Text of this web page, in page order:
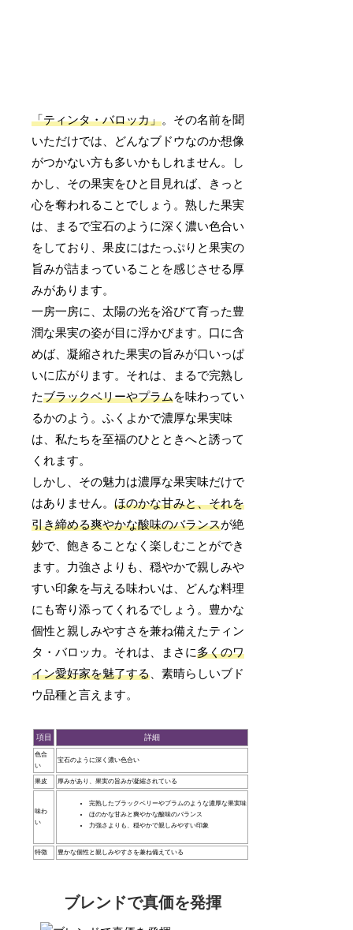
「ティンタ・バロッカ」。その名前を聞
いただけでは、どんなブドウなのか想像
がつかない方も多いかもしれません。し
かし、その果実をひと目見れば、きっと
心を奪われることでしょう。熟した果実
は、まるで宝石のように深く濃い色合い
をしており、果皮にはたっぷりと果実の
旨みが詰まっていることを感じさせる厚
みがあります。
一房一房に、太陽の光を浴びて育った豊
潤な果実の姿が目に浮かびます。口に含
めば、凝縮された果実の旨みが口いっぱ
いに広がります。それは、まるで完熟し
たブラックベリーやプラムを味わってい
るかのよう。ふくよかで濃厚な果実味
は、私たちを至福のひとときへと誘って
くれます。
しかし、その魅力は濃厚な果実味だけで
はありません。ほのかな甘みと、それを
引き締める爽やかな酸味のバランスが絶
妙で、飽きることなく楽しむことができ
ます。力強さよりも、穏やかで親しみや
すい印象を与える味わいは、どんな料理
にも寄り添ってくれるでしょう。豊かな
個性と親しみやすさを兼ね備えたティン
タ・バロッカ。それは、まさに多くのワ
イン愛好家を魅了する 、素晴らしいブド
ウ品種と言えます。
項目 詳細
色合
い
宝石のように深く濃い色合い
果皮 厚みがあり、果実の旨みが凝縮されている
味わ
い
完熟したブラックベリーやプラムのような濃厚な果実味
ほのかな甘みと爽やかな酸味のバランス
力強さよりも、穏やかで親しみやすい印象
特徴 豊かな個性と親しみやすさを兼ね備えている
ブレンドで真価を発揮